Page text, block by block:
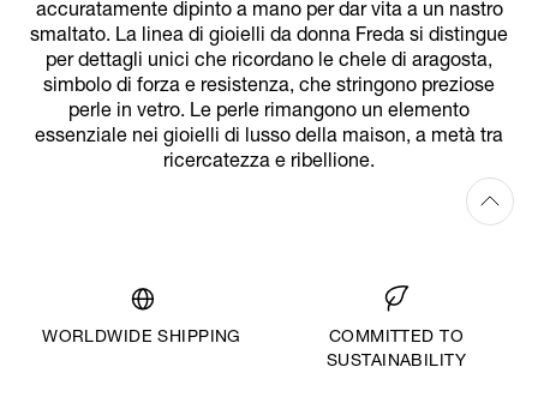
accuratamente dipinto a mano per dar vita a un nastro
smaltato. La linea di gioielli da donna Freda si distingue
per dettagli unici che ricordano le chele di aragosta,
simbolo di forza e resistenza, che stringono preziose
perle in vetro. Le perle rimangono un elemento
essenziale nei gioielli di lusso della maison, a metà tra
ricercatezza e ribellione.
WORLDWIDE SHIPPING
COMMITTED TO
SUSTAINABILITY